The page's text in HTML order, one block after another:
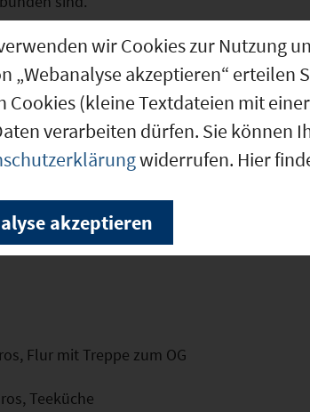
die Nutzfläche 720 qm.
WC-Anlagen, Garderobe,
OG.
Büro
Büros, Flur mit Treppe zum
Flur mit Treppe zum OG
Teeküche
wir Cookies zur Nutzung
„Webanalyse akzeptieren“ erteilen
Cookies (kleine Textdateien mit
verarbeiten dürfen. Sie können
widerrufen. Hier
akzeptieren